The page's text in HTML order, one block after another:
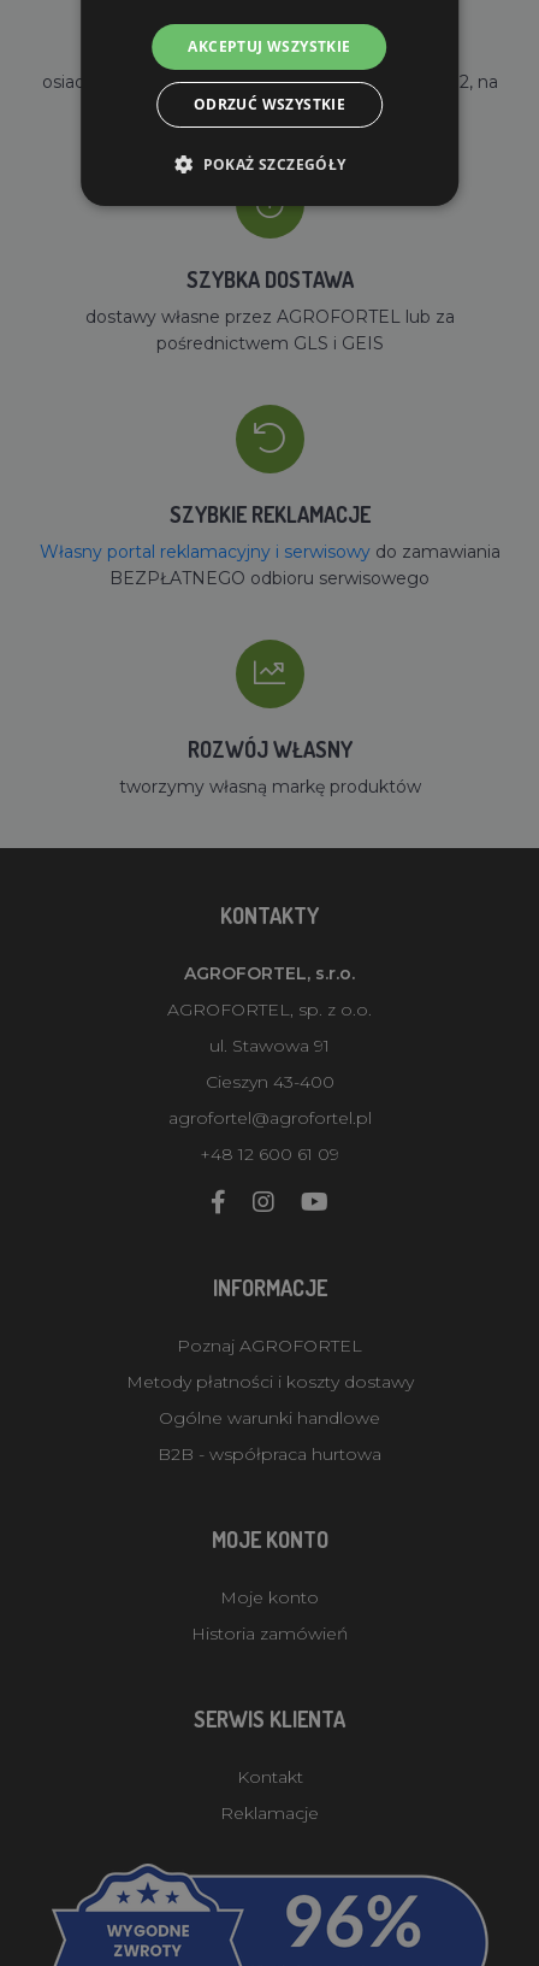
WŁASNY MAGAZYN
osiadamy własny magazyn o powierzchni 2000m2, na
stanie mamy ponad 35000 sztuk towarów
SZYBKA DOSTAWA
dostawy własne przez AGROFORTEL lub za
pośrednictwem GLS i GEIS
SZYBKIE REKLAMACJE
Własny portal reklamacyjny i serwisowydo zamawiania
BEZPŁATNEGO odbioru serwisowego
ROZWÓJ WŁASNY
tworzymy własną markę produktów
KONTAKTY
AGROFORTEL, s.r.o.
AGROFORTEL, sp. z o.o.
ul. Stawowa 91
Cieszyn 43-400
agrofortel@agrofortel.pl
+48 12 600 61 09
INFORMACJE
Poznaj AGROFORTEL
Metody płatności i koszty dostawy
Ogólne warunki handlowe
B2B - współpraca hurtowa
MOJE KONTO
Moje konto
Historia zamówień
SERWIS KLIENTA
Kontakt
Reklamacje
AKCEPTUJ WSZYSTKIE
ODRZUĆ WSZYSTKIE
POKAŻ SZCZEGÓŁY